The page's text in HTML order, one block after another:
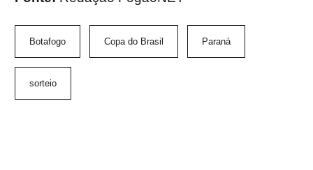
Botafogo Copa do Brasil Paraná
sorteio